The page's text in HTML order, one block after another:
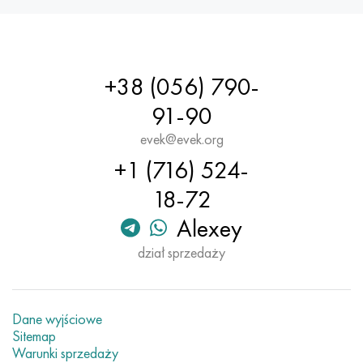
+38 (056) 790-
91-90
evek@evek.org
+1 (716) 524-
18-72
Alexey
dział sprzedaży
Dane wyjściowe
Sitemap
Warunki sprzedaży